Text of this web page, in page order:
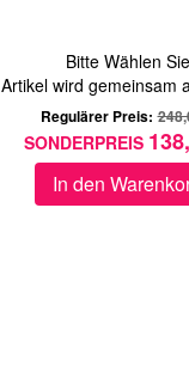
Bitte Wählen Sie
Artikel wird gemeinsam
Regulärer Preis:
SONDERPREIS
In den